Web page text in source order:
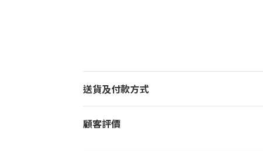
送貨及付款方式
顧客評價